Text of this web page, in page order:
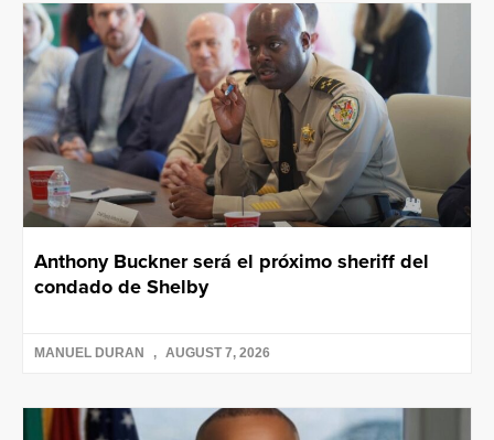
Anthony Buckner será el próximo sheriff del
condado de Shelby
MANUEL DURAN AUGUST 7, 2026